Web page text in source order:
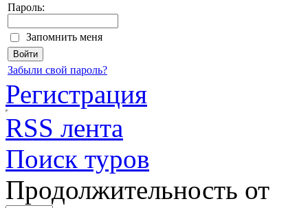
Пароль:
Запомнить меня
Забыли свой пароль?
Регистрация
RSS лента
Поиск туров
Продолжительность от